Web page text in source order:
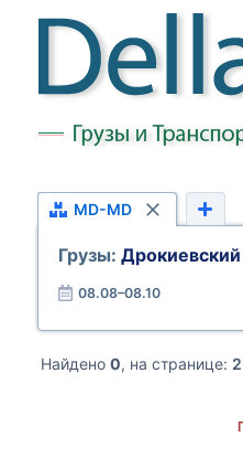
MD-MD
Грузы:
08.08–08.10
Найдено 0, на странице: